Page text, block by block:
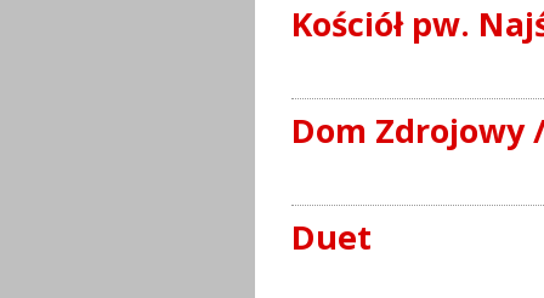
Kościół pw.
Dom Zdrojowy
Duet